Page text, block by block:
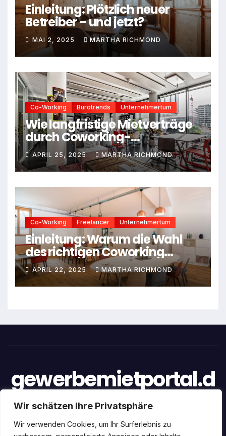
Wir schätzen Ihre Privatsphäre
Wir verwenden Cookies, um Ihr Surferlebnis zu
Einleitung: Plötzlich neuer
Betreiber – und jetzt?
MAI 2, 2025 MARTHA RICHMOND
Co-Working Bürotrends Unternehmertum
Wie langfristige Mietverträge
durch Coworking-
Mitgliedschaften ersetzt
werden
APRIL 25, 2025 MARTHA RICHMOND
Co-Working Freelancer Unternehmertum
Einleitung: Warum die Wahl
des richtigen Coworking
Spaces entscheidend ist
APRIL 22, 2025 MARTHA RICHMOND
gewerbemietportal.d
e